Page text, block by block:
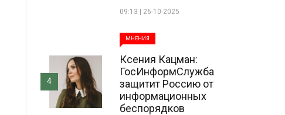
09:13 | 26-10-2025
МНЕНИЯ
Ксения Кацман:
ГосИнформСлужба
защитит Россию от
информационных
беспорядков
4